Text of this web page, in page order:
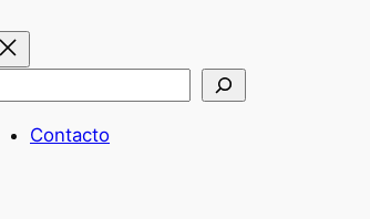
Contacto